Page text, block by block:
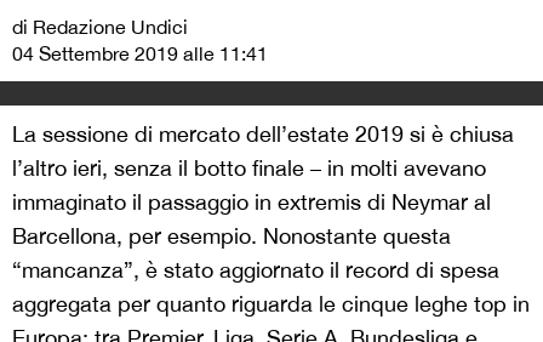
di Redazione Undici
04 Settembre 2019 alle 11:41
La sessione di mercato dell’estate 2019 si è chiusa
l’altro ieri, senza il botto finale – in molti avevano
immaginato il passaggio in extremis di Neymar al
Barcellona, per esempio. Nonostante questa
“mancanza”, è stato aggiornato il record di spesa
aggregata per quanto riguarda le cinque leghe top in